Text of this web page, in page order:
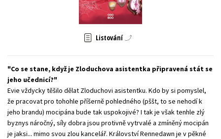
Zahraniční literatura
Všechny tituly
Listování
Co se stane, když je Zloduchova asistentka připravená stát se
jeho učednicí?
Evie vždycky těšilo dělat Zloduchovi asistentku. Kdo by si pomyslel,
že pracovat pro tohohle příšerně pohledného (pššt, to se nehodí k
jeho brandu) mocipána bude tak uspokojivé? I tak je však tenhle zlý
byznys náročný, síly dobra jsou protivně vytrvalé a zmíněný mocipán
je jaksi... mimo svou zlou kancelář. Království Rennedawn je v pěkné